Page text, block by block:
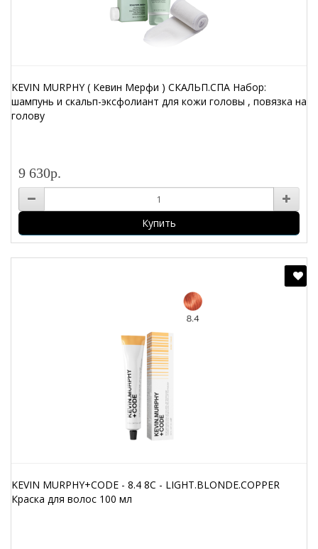
KEVIN MURPHY ( Кевин Мерфи ) СКАЛЬП.СПА Набор:
шампунь и скальп-эксфолиант для кожи головы , повязка на
голову
9 630р.
Купить
KEVIN MURPHY+CODE - 8.4 8C - LIGHT.BLONDE.COPPER
Краска для волос 100 мл